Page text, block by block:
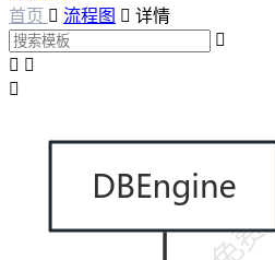
首页  流程图  详情

 
